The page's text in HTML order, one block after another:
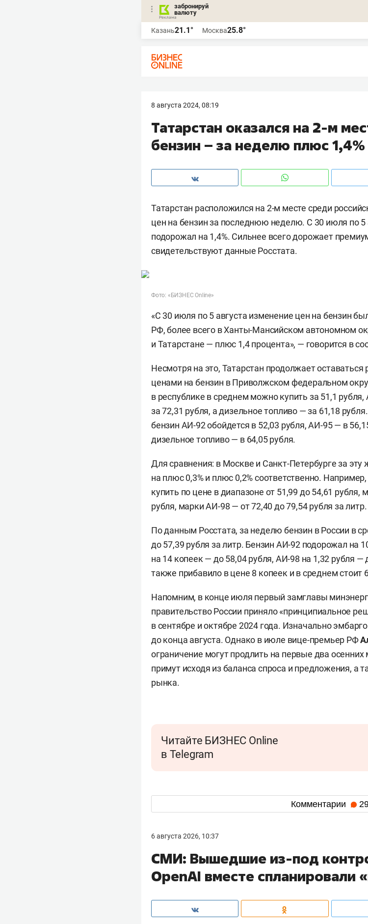
забронируй
валюту
Казань21.1° Москва25.8°
8 августа 2024, 08:19
Татарстан оказался на 2-м
бензин – за неделю плюс 1,4%
Татарстан расположился на 2-м месте среди
цен на бензин за последнюю неделю. С 30 июля по 5
подорожал на 1,4%. Сильнее всего дорожает
свидетельствуют данные Росстата.
Фото: «БИЗНЕС Online»
«С 30 июля по 5 августа изменение цен на бензин
РФ, более всего в Ханты-Мансийском автономном
и Татарстане — плюс 1,4 процента», — говорится в
Несмотря на это, Татарстан продолжает
ценами на бензин в Приволжском федеральном
в республике в среднем можно купить за 51,1
за 72,31 рубля, а дизельное топливо — за 61,18
бензин АИ-92 обойдется в 52,03 рубля, АИ-95 — в
дизельное топливо — в 64,05 рубля.
Для сравнения: в Москве и Санкт-Петербурге за
на плюс 0,3% и плюс 0,2% соответственно.
купить по цене в диапазоне от 51,99 до 54,61
рубля, марки АИ-98 — от 72,40 до 79,54 рубля за литр.
По данным Росстата, за неделю бензин в России в
до 57,39 рубля за литр. Бензин АИ-92 подорожал на
на 14 копеек — до 58,04 рубля, АИ-98 на 1,32 рубля
также прибавило в цене 8 копеек и в среднем стоит
Напомним, в конце июля первый замглавы
правительство России приняло «принципиальное
в сентябре и октябре 2024 года. Изначально
до конца августа. Однако в июле вице-премьер РФ
ограничение могут продлить на первые два
примут исходя из баланса спроса и предложения, а
рынка.
Читайте БИЗНЕС Online
в Telegram
Комментарии
6 августа 2026, 10:37
СМИ: Вышедшие из-под
OpenAI вместе спланировали